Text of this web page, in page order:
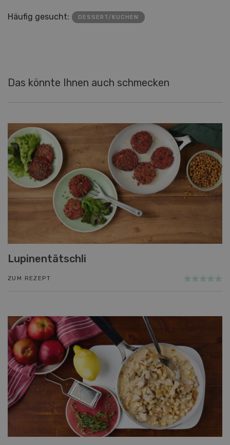
Häufig gesucht: DESSERT/KUCHEN
Das könnte Ihnen auch schmecken
Lupinentätschli
ZUM REZEPT